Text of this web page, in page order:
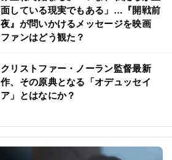
面している現実でもある」…『開戦前
夜』が問いかけるメッセージを映画
ファンはどう観た？
クリストファー・ノーラン監督最新
作、その原典となる「オデュッセイ
ア」とはなにか？